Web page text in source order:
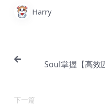
Harry
Soul掌握【高效
下一篇